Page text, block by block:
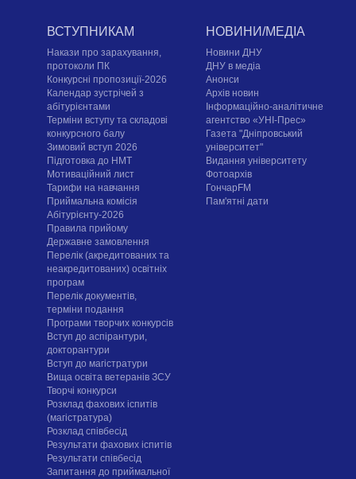
ВСТУПНИКАМ
Накази про зарахування,
протоколи ПК
Конкурсні пропозиції-2026
Календар зустрічей з
абітурієнтами
Терміни вступу та складові
конкурсного балу
Зимовий вступ 2026
Підготовка до НМТ
Мотиваційний лист
Тарифи на навчання
Приймальна комісія
Абітурієнту-2026
Правила прийому
Державне замовлення
Перелік (акредитованих та
неакредитованих) освітніх
програм
Перелік документів,
терміни подання
Програми творчих конкурсiв
Вступ до аспірантури,
докторантури
Вступ до магістратури
Вища освіта ветеранів ЗСУ
Творчі конкурси
Розклад фахових іспитів
(магістратура)
Розклад співбесід
Результати фахових іспитів
Результати співбесід
Запитання до приймальної
НОВИНИ/МЕДІА
Новини ДНУ
ДНУ в медіа
Анонси
Архів новин
Інформаційно-аналітичне
агентство «УНІ-Прес»
Газета "Дніпровський
університет"
Видання університету
Фотоархів
ГончарFM
Пам'ятні дати